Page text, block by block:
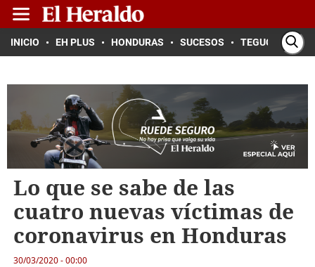
INICIO EH PLUS HONDURAS SUCESOS TEGUCIGALPA
Lo que se sabe de las
cuatro nuevas víctimas de
coronavirus en Honduras
30/03/2020 - 00:00